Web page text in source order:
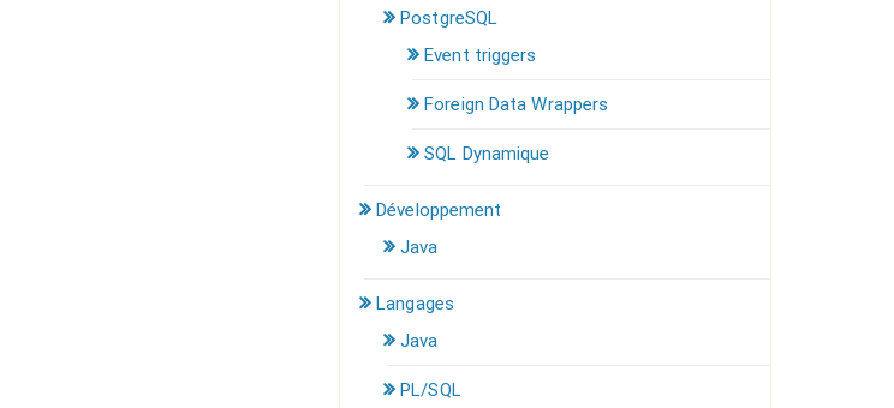
PostgreSQL
Event triggers
Foreign Data Wrappers
SQL Dynamique
Développement
Java
Langages
Java
PL/SQL